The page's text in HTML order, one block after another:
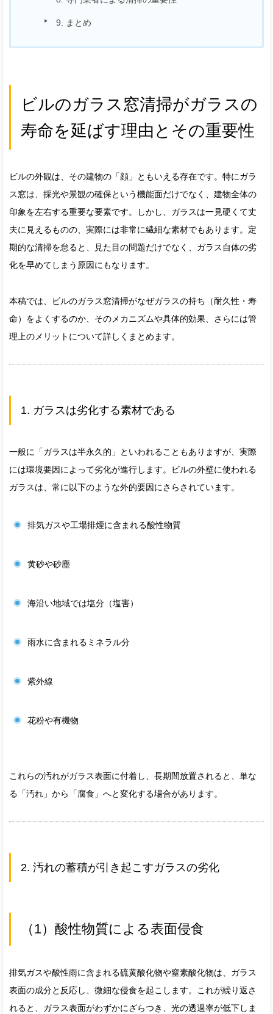
9. まとめ
ビルのガラス窓清掃がガラスの
寿命を延ばす理由とその重要性
ビルの外観は、その建物の「顔」ともいえる存在です。特にガラ
ス窓は、採光や景観の確保という機能面だけでなく、建物全体の
印象を左右する重要な要素です。しかし、ガラスは一見硬くて丈
夫に見えるものの、実際には非常に繊細な素材でもあります。定
期的な清掃を怠ると、見た目の問題だけでなく、ガラス自体の劣
化を早めてしまう原因にもなります。
本稿では、ビルのガラス窓清掃がなぜガラスの持ち（耐久性・寿
命）をよくするのか、そのメカニズムや具体的効果、さらには管
理上のメリットについて詳しくまとめます。
1. ガラスは劣化する素材である
一般に「ガラスは半永久的」といわれることもありますが、実際
には環境要因によって劣化が進行します。ビルの外壁に使われる
ガラスは、常に以下のような外的要因にさらされています。
排気ガスや工場排煙に含まれる酸性物質
黄砂や砂塵
海沿い地域では塩分（塩害）
雨水に含まれるミネラル分
紫外線
花粉や有機物
これらの汚れがガラス表面に付着し、長期間放置されると、単な
る「汚れ」から「腐食」へと変化する場合があります。
2. 汚れの蓄積が引き起こすガラスの劣化
（1）酸性物質による表面侵食
排気ガスや酸性雨に含まれる硫黄酸化物や窒素酸化物は、ガラス
表面の成分と反応し、微細な侵食を起こします。これが繰り返さ
れると、ガラス表面がわずかにざらつき、光の透過率が低下しま